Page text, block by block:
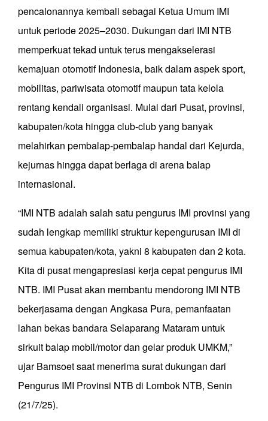
pencalonannya kembali sebagai Ketua Umum IMI
untuk periode 2025–2030. Dukungan dari IMI NTB
memperkuat tekad untuk terus mengakselerasi
kemajuan otomotif Indonesia, baik dalam aspek sport,
mobilitas, pariwisata otomotif maupun tata kelola
rentang kendali organisasi. Mulai dari Pusat, provinsi,
kabupaten/kota hingga club-club yang banyak
melahirkan pembalap-pembalap handal dari Kejurda,
kejurnas hingga dapat berlaga di arena balap
internasional.
“IMI NTB adalah salah satu pengurus IMI provinsi yang
sudah lengkap memiliki struktur kepengurusan IMI di
semua kabupaten/kota, yakni 8 kabupaten dan 2 kota.
Kita di pusat mengapresiasi kerja cepat pengurus IMI
NTB. IMI Pusat akan membantu mendorong IMI NTB
bekerjasama dengan Angkasa Pura, pemanfaatan
lahan bekas bandara Selaparang Mataram untuk
sirkuit balap mobil/motor dan gelar produk UMKM,”
ujar Bamsoet saat menerima surat dukungan dari
Pengurus IMI Provinsi NTB di Lombok NTB, Senin
(21/7/25).